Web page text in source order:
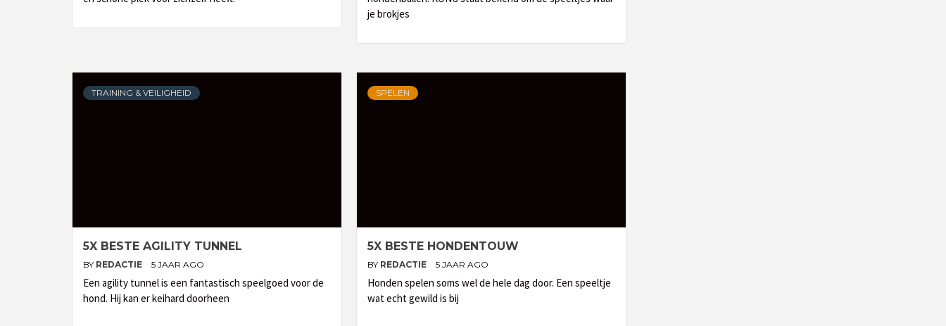
je brokjes
TRAINING & VEILIGHEID
5X BESTE AGILITY TUNNEL
BY REDACTIE 5 JAAR AGO
Een agility tunnel is een fantastisch speelgoed voor de
hond. Hij kan er keihard doorheen
SPELEN
5X BESTE HONDENTOUW
BY REDACTIE 5 JAAR AGO
Honden spelen soms wel de hele dag door. Een speeltje
wat echt gewild is bij